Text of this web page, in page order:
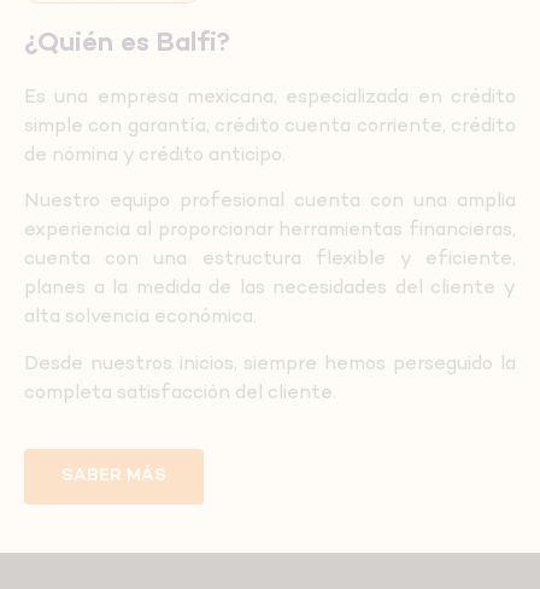
¿Quién es Balfi?
Es una empresa mexicana, especializada en crédito
simple con garantía, crédito cuenta corriente, crédito
de nómina y crédito anticipo.
Nuestro equipo profesional cuenta con una amplia
experiencia al proporcionar herramientas financieras,
cuenta con una estructura flexible y eficiente,
planes a la medida de las necesidades del cliente y
alta solvencia económica.
Desde nuestros inicios, siempre hemos perseguido la
completa satisfacción del cliente.
SABER MÁS